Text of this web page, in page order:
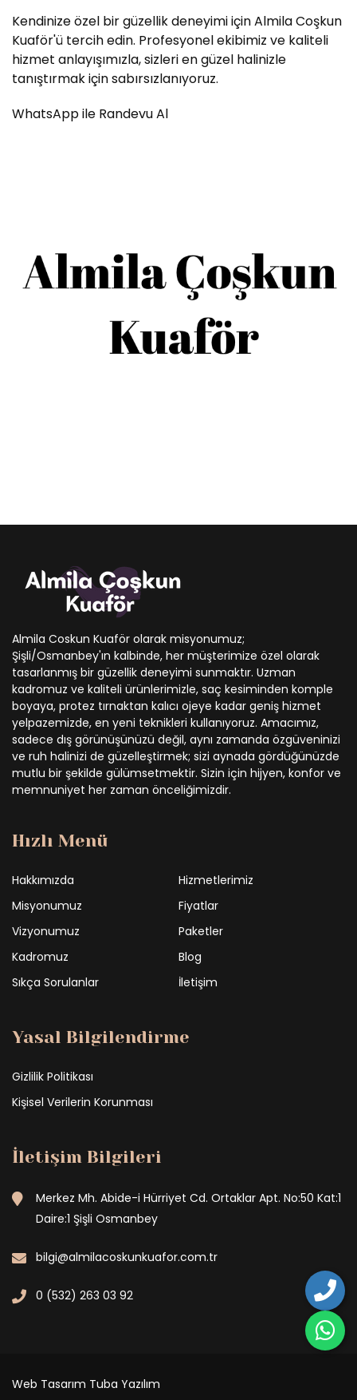
Kendinize özel bir güzellik deneyimi için Almila Coşkun
Kuaför'ü tercih edin. Profesyonel ekibimiz ve kaliteli
hizmet anlayışımızla, sizleri en güzel halinizle
tanıştırmak için sabırsızlanıyoruz.
WhatsApp ile Randevu Al
Almila Coskun Kuaför olarak misyonumuz;
Şişli/Osmanbey'ın kalbinde, her müşterimize özel olarak
tasarlanmış bir güzellik deneyimi sunmaktır. Uzman
kadromuz ve kaliteli ürünlerimizle, saç kesiminden komple
boyaya, protez tırnaktan kalıcı ojeye kadar geniş hizmet
yelpazemizde, en yeni teknikleri kullanıyoruz. Amacımız,
sadece dış görünüşünüzü değil, aynı zamanda özgüveninizi
ve ruh halinizi de güzelleştirmek; sizi aynada gördüğünüzde
mutlu bir şekilde gülümsetmektir. Sizin için hijyen, konfor ve
memnuniyet her zaman önceliğimizdir.
Hızlı Menü
Hakkımızda
Hizmetlerimiz
Misyonumuz
Fiyatlar
Vizyonumuz
Paketler
Kadromuz
Blog
Sıkça Sorulanlar
İletişim
Yasal Bilgilendirme
Gizlilik Politikası
Kişisel Verilerin Korunması
İletişim Bilgileri
Merkez Mh. Abide-i Hürriyet Cd. Ortaklar Apt. No:50 Kat:1
Daire:1 Şişli Osmanbey
bilgi@almilacoskunkuafor.com.tr
0 (532) 263 03 92
Web Tasarım Tuba Yazılım